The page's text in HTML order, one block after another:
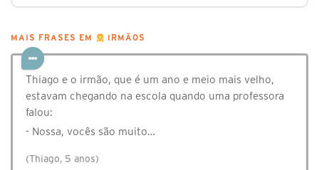
MAIS FRASES EM IRMÃOS
Thiago e o irmão, que é um ano e meio mais velho,
estavam chegando na escola quando uma professora
falou:
- Nossa, vocês são muito…
(Thiago, 5 anos)